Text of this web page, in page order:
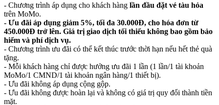
- Chương trình áp dụng cho khách hàng lần đầu đặt vé tàu hỏa
trên MoMo.
- Ưu đãi áp dụng giảm 5%, tối đa 30.000Đ, cho hóa đơn từ
450.000Đ trở lên. Giá trị giao dịch tối thiểu không bao gồm bảo
hiểm và phí dịch vụ.
- Chương trình ưu đãi có thể kết thúc trước thời hạn nếu hết thẻ quà
tặng.
- Mỗi khách hàng chỉ được hưởng ưu đãi 1 lần (1 lần/1 tài khoản
MoMo/1 CMND/1 tài khoản ngân hàng/1 thiết bị).
- Ưu đãi không áp dụng cộng gộp.
- Ưu đãi không được hoàn lại và không có giá trị quy đổi thành tiền
mặt.